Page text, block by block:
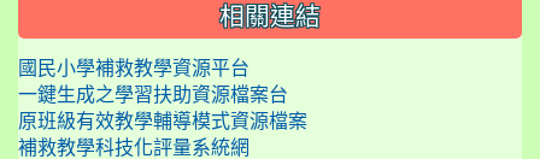
相關連結
國民小學補救教學資源平台
一鍵生成之學習扶助資源檔案台
原班級有效教學輔導模式資源檔案
補救教學科技化評量系統網